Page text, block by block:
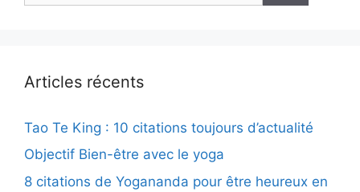
Articles récents
Tao Te King : 10 citations toujours d’actualité
Objectif Bien-être avec le yoga
8 citations de Yogananda pour être heureux en